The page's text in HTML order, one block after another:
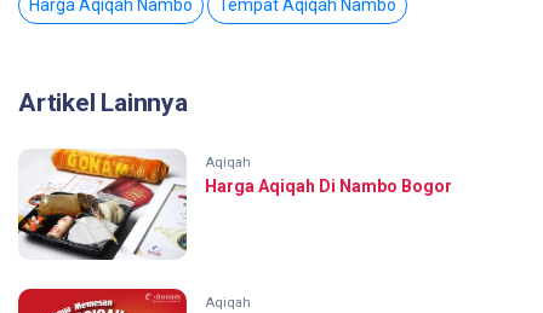
Harga Aqiqah Nambo Tempat Aqiqah Nambo
Artikel Lainnya
Aqiqah
Harga Aqiqah Di Nambo Bogor
Aqiqah